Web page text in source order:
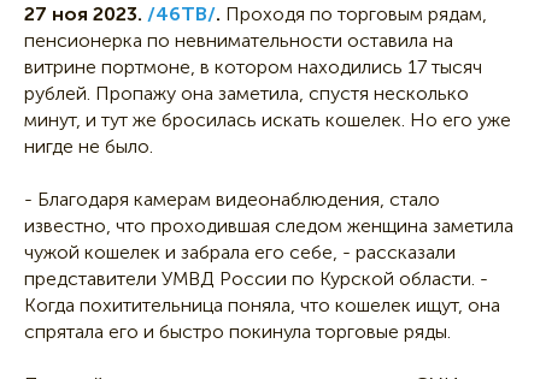
27 ноя 2023. /46ТВ/. Проходя по торговым рядам,
пенсионерка по невнимательности оставила на
витрине портмоне, в котором находились 17 тысяч
рублей. Пропажу она заметила, спустя несколько
минут, и тут же бросилась искать кошелек. Но его уже
нигде не было.
- Благодаря камерам видеонаблюдения, стало
известно, что проходившая следом женщина заметила
чужой кошелек и забрала его себе, - рассказали
представители УМВД России по Курской области. -
Когда похитительница поняла, что кошелек ищут, она
спрятала его и быстро покинула торговые ряды.